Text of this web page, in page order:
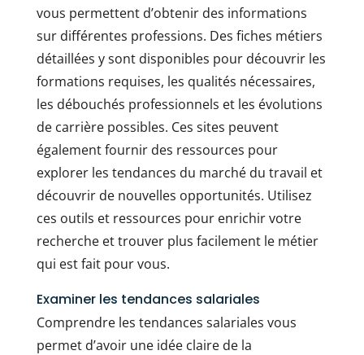
vous permettent d’obtenir des informations
sur différentes professions. Des fiches métiers
détaillées y sont disponibles pour découvrir les
formations requises, les qualités nécessaires,
les débouchés professionnels et les évolutions
de carrière possibles. Ces sites peuvent
également fournir des ressources pour
explorer les tendances du marché du travail et
découvrir de nouvelles opportunités. Utilisez
ces outils et ressources pour enrichir votre
recherche et trouver plus facilement le métier
qui est fait pour vous.
Examiner les tendances salariales
Comprendre les tendances salariales vous
permet d’avoir une idée claire de la